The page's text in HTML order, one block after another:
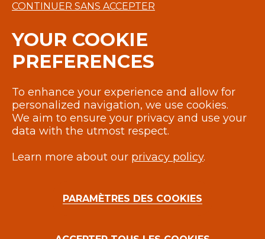
97, RUE RÉAUMUR 75002 PARIS
+33(0)1 44 76 00 61
YOUR COOKIE
PREFERENCES
To enhance your experience and allow for
personalized navigation, we use cookies.
We aim to ensure your privacy and use your
data with the utmost respect.
Learn more about our privacy policy.
PARAMÈTRES DES COOKIES
CONTINUER SANS ACCEPTER